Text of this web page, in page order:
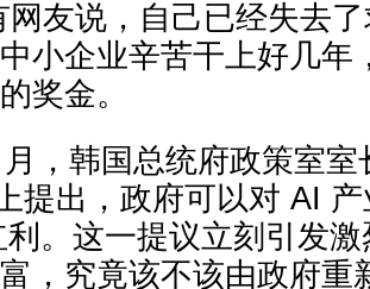
网友说，自己已经失去
小企业辛苦干上好几年
奖金。
韩国总统府政策室室
提出，政府可以对 AI
利。这一提议立刻引发
，究竟该不该由政府重